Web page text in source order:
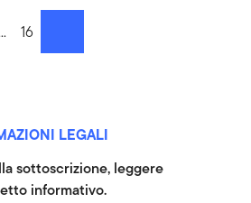
page
to page
Go to page
16
LEGALI
sottoscrizione, leggere
informativo.